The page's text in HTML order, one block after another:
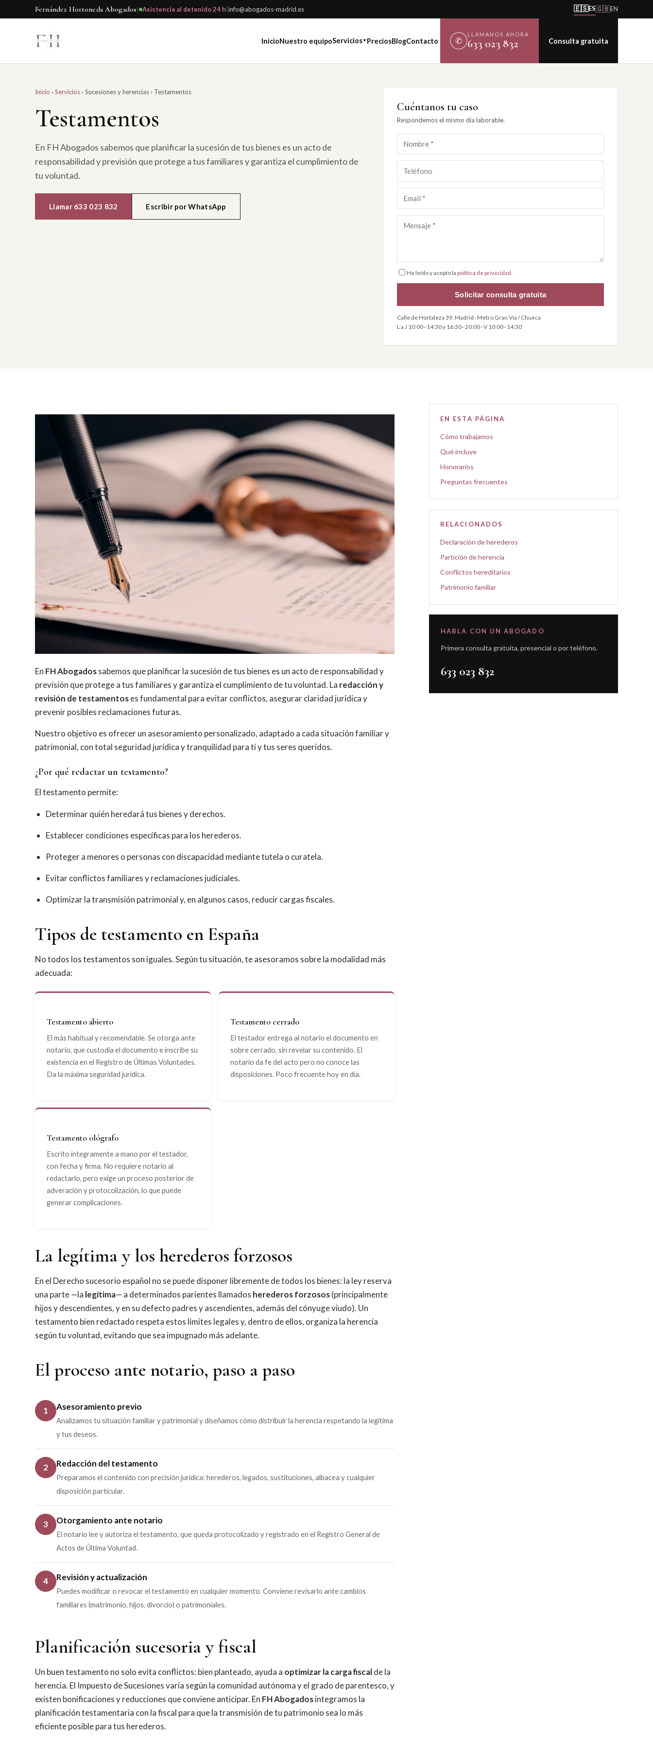
Fernández Hortoneda Abogados| Asistencia al detenido 24 h|info@abogados-madrid.es 🇪🇸ES🇬🇧EN
InicioNuestro equipoServicios▼ PreciosBlogContacto ✆
LLÁMANOS AHORA
633 023 832 Consulta gratuita
Inicio › Servicios › Sucesiones y herencias › Testamentos
Testamentos
En FH Abogados sabemos que planificar la sucesión de tus bienes es un acto de
responsabilidad y previsión que protege a tus familiares y garantiza el cumplimiento de
tu voluntad.
Llamar 633 023 832 Escribir por WhatsApp
Cuéntanos tu caso
Respondemos el mismo día laborable.
He leído y acepto lapolítica de privacidad.
Solicitar consulta gratuita
Calle de Hortaleza 39, Madrid · Metro Gran Vía / Chueca
L a J 10:00–14:30 y 16:30–20:00 · V 10:00–14:30
En FH Abogadossabemos que planificar la sucesión de tus bienes es un acto de responsabilidad y
previsión que protege a tus familiares y garantiza el cumplimiento de tu voluntad. La redacción y
revisión de testamentoses fundamental para evitar conflictos, asegurar claridad jurídica y
prevenir posibles reclamaciones futuras.
Nuestro objetivo es ofrecer un asesoramiento personalizado, adaptado a cada situación familiar y
patrimonial, con total seguridad jurídica y tranquilidad para ti y tus seres queridos.
¿Por qué redactar un testamento?
El testamento permite:
Determinar quién heredará tus bienes y derechos.
Establecer condiciones específicas para los herederos.
Proteger a menores o personas con discapacidad mediante tutela o curatela.
Evitar conflictos familiares y reclamaciones judiciales.
Optimizar la transmisión patrimonial y, en algunos casos, reducir cargas fiscales.
Tipos de testamento en España
No todos los testamentos son iguales. Según tu situación, te asesoramos sobre la modalidad más
adecuada:
Testamento abierto
El más habitual y recomendable. Se otorga ante
notario, que custodia el documento e inscribe su
existencia en el Registro de Últimas Voluntades.
Da la máxima seguridad jurídica.
Testamento cerrado
El testador entrega al notario el documento en
sobre cerrado, sin revelar su contenido. El
notario da fe del acto pero no conoce las
disposiciones. Poco frecuente hoy en día.
Testamento ológrafo
Escrito íntegramente a mano por el testador,
con fecha y firma. No requiere notario al
redactarlo, pero exige un proceso posterior de
adveración y protocolización, lo que puede
generar complicaciones.
La legítima y los herederos forzosos
En el Derecho sucesorio español no se puede disponer libremente de todos los bienes: la ley reserva
una parte —la legítima— a determinados parientes llamados herederos forzosos(principalmente
hijos y descendientes, y en su defecto padres y ascendientes, además del cónyuge viudo). Un
testamento bien redactado respeta estos límites legales y, dentro de ellos, organiza la herencia
según tu voluntad, evitando que sea impugnado más adelante.
El proceso ante notario, paso a paso
1 Asesoramiento previo
Analizamos tu situación familiar y patrimonial y diseñamos cómo distribuir la herencia respetando la legítima
y tus deseos.
2 Redacción del testamento
Preparamos el contenido con precisión jurídica: herederos, legados, sustituciones, albacea y cualquier
disposición particular.
3 Otorgamiento ante notario
El notario lee y autoriza el testamento, que queda protocolizado y registrado en el Registro General de
Actos de Última Voluntad.
4 Revisión y actualización
Puedes modificar o revocar el testamento en cualquier momento. Conviene revisarlo ante cambios
familiares (matrimonio, hijos, divorcio) o patrimoniales.
Planificación sucesoria y fiscal
Un buen testamento no solo evita conflictos: bien planteado, ayuda a optimizar la carga fiscalde la
herencia. El Impuesto de Sucesiones varía según la comunidad autónoma y el grado de parentesco, y
existen bonificaciones y reducciones que conviene anticipar. En FH Abogadosintegramos la
planificación testamentaria con la fiscal para que la transmisión de tu patrimonio sea lo más
eficiente posible para tus herederos.
EN ESTA PÁGINA
Cómo trabajamos
Qué incluye
Honorarios
Preguntas frecuentes
RELACIONADOS
Declaración de herederos
Partición de herencia
Conflictos hereditarios
Patrimonio familiar
HABLA CON UN ABOGADO
Primera consulta gratuita, presencial o por teléfono.
633 023 832